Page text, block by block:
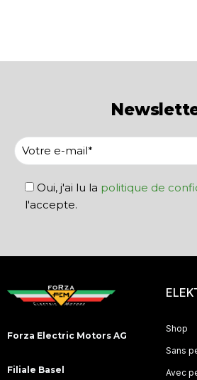
Oui, j'ai lu la politique de
l'accepte.
Forza Electric Motors AG
Filiale Basel
Shop
Sans
Avec